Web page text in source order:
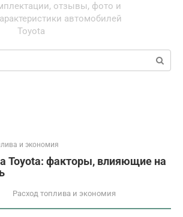
отзывы, фото и
автомобилей
Toyota
и экономия
Toyota: факторы, влияющие на
Расход топлива и экономия